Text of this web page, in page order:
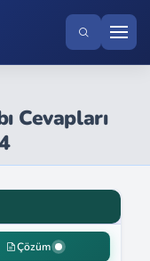
Cevapları
Çözüm